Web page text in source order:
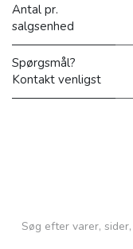
Antal pr.
salgsenhed
Spørgsmål?
Kontakt venligst